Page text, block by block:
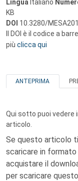
Lingua Italiano
KB
DOI 10.3280/
Il DOI è il codice a
più clicca qui
ANTEPRIMA
Qui sotto puoi vedere
articolo.
Se questo articolo
scaricare in
acquistare il
per scaricare